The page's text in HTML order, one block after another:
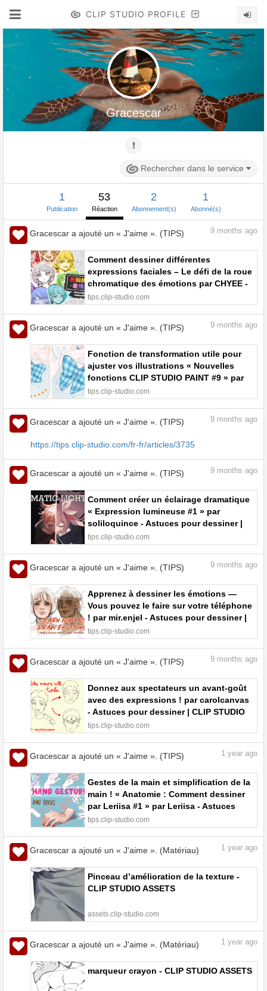
CLIP STUDIO PROFILE
Gracescar
Rechercher dans le service
1
Publication
53
Réaction
2
Abonnement(s)
1
Abonné(s)
Gracescar a ajouté un « J'aime ». (TIPS) 9 months ago
Comment dessiner différentes
expressions faciales – Le défi de la roue
chromatique des émotions par CHYEE -
Astuces pour dessiner | CLIP STUDIO
TIPS
tips.clip-studio.com
Gracescar a ajouté un « J'aime ». (TIPS) 9 months ago
Fonction de transformation utile pour
ajuster vos illustrations « Nouvelles
fonctions CLIP STUDIO PAINT #9 » par
ClipStudioOfficial - Astuces pour
dessiner | CLIP STUDIO TIPS
tips.clip-studio.com
Gracescar a ajouté un « J'aime ». (TIPS) 9 months ago
https://tips.clip-studio.com/fr-fr/articles/3735
Gracescar a ajouté un « J'aime ». (TIPS) 9 months ago
Comment créer un éclairage dramatique
« Expression lumineuse #1 » par
soliloquince - Astuces pour dessiner |
CLIP STUDIO TIPS
tips.clip-studio.com
Gracescar a ajouté un « J'aime ». (TIPS) 9 months ago
Apprenez à dessiner les émotions —
Vous pouvez le faire sur votre téléphone
! par mir.enjel - Astuces pour dessiner |
CLIP STUDIO TIPS
tips.clip-studio.com
Gracescar a ajouté un « J'aime ». (TIPS) 9 months ago
Donnez aux spectateurs un avant-goût
avec des expressions ! par carolcanvas
- Astuces pour dessiner | CLIP STUDIO
TIPS
tips.clip-studio.com
Gracescar a ajouté un « J'aime ». (TIPS) 1 year ago
Gestes de la main et simplification de la
main ! « Anatomie : Comment dessiner
par Leriisa #1 » par Leriisa - Astuces
pour dessiner | CLIP STUDIO TIPS
tips.clip-studio.com
Gracescar a ajouté un « J'aime ». (Matériau) 1 year ago
Pinceau d’amélioration de la texture -
CLIP STUDIO ASSETS
assets.clip-studio.com
Gracescar a ajouté un « J'aime ». (Matériau) 1 year ago
marqueur crayon - CLIP STUDIO ASSETS